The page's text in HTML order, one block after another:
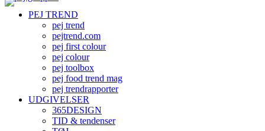
PEJ TREND
pej trend
pejtrend.com
pej first colour
pej colour
pej toolbox
pej food trend mag
pej trendrapporter
UDGIVELSER
365DESIGN
TID & tendenser